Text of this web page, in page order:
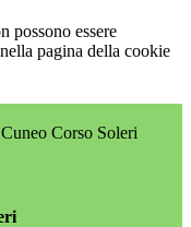
possono essere
pagina della cookie
Corso Soleri